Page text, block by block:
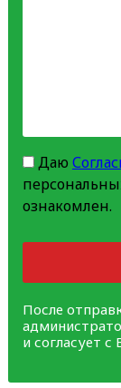
Даю
ознакомлен.
После
и согласует